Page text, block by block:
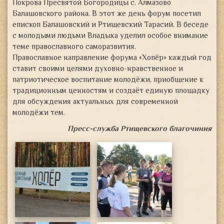
Покрова Пресвятой Богородицы с. Алмазово
Балашовского района. В этот же день форум посетил
епископ Балашовский и Ртищевский Тарасий. В беседе
с молодыми людьми Владыка уделил особое внимание
теме православного саморазвития.
Православное направление форума «Хопёр» каждый год
ставит своими целями духовно-нравственное и
патриотическое воспитание молодёжи, приобщение к
традиционным ценностям и создаёт единую площадку
для обсуждения актуальных для современной
молодёжи тем.
Пресс-служба Ртищевского благочиния